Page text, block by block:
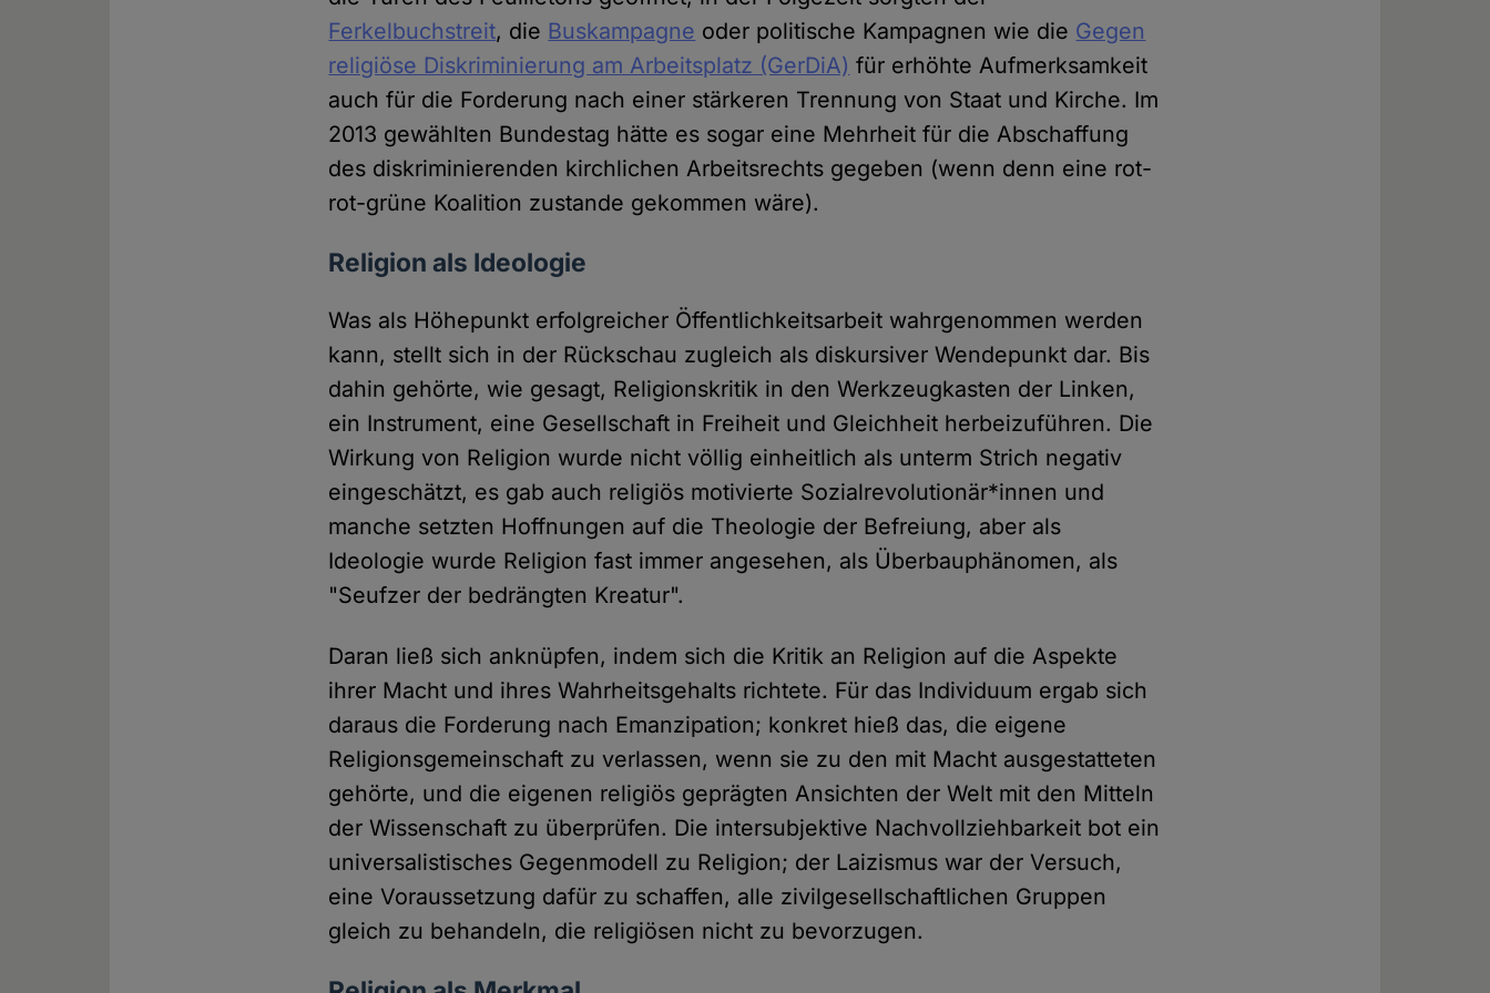
Ferkelbuchstreit, die Buskampagne oder politische Kampagnen wie die Gegen
religiöse Diskriminierung am Arbeitsplatz (GerDiA) für erhöhte Aufmerksamkeit
auch für die Forderung nach einer stärkeren Trennung von Staat und Kirche. Im
2013 gewählten Bundestag hätte es sogar eine Mehrheit für die Abschaffung
des diskriminierenden kirchlichen Arbeitsrechts gegeben (wenn denn eine rot-
rot-grüne Koalition zustande gekommen wäre).
Religion als Ideologie
Was als Höhepunkt erfolgreicher Öffentlichkeitsarbeit wahrgenommen werden
kann, stellt sich in der Rückschau zugleich als diskursiver Wendepunkt dar. Bis
dahin gehörte, wie gesagt, Religionskritik in den Werkzeugkasten der Linken,
ein Instrument, eine Gesellschaft in Freiheit und Gleichheit herbeizuführen. Die
Wirkung von Religion wurde nicht völlig einheitlich als unterm Strich negativ
eingeschätzt, es gab auch religiös motivierte Sozialrevolutionär*innen und
manche setzten Hoffnungen auf die Theologie der Befreiung, aber als
Ideologie wurde Religion fast immer angesehen, als Überbauphänomen, als
"Seufzer der bedrängten Kreatur".
Daran ließ sich anknüpfen, indem sich die Kritik an Religion auf die Aspekte
ihrer Macht und ihres Wahrheitsgehalts richtete. Für das Individuum ergab sich
daraus die Forderung nach Emanzipation; konkret hieß das, die eigene
Religionsgemeinschaft zu verlassen, wenn sie zu den mit Macht ausgestatteten
gehörte, und die eigenen religiös geprägten Ansichten der Welt mit den Mitteln
der Wissenschaft zu überprüfen. Die intersubjektive Nachvollziehbarkeit bot ein
universalistisches Gegenmodell zu Religion; der Laizismus war der Versuch,
eine Voraussetzung dafür zu schaffen, alle zivilgesellschaftlichen Gruppen
gleich zu behandeln, die religiösen nicht zu bevorzugen.